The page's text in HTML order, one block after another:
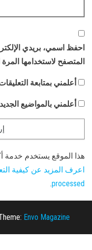
احفظ اسمي، بريدي
المتصفح لاستخدامها
أعلمني بمتابعة
أعلمني بالمواضيع
هذا الموقع يستخدم خدمة
اعرف المزيد عن كيفية
processed
.
Envo Magazine